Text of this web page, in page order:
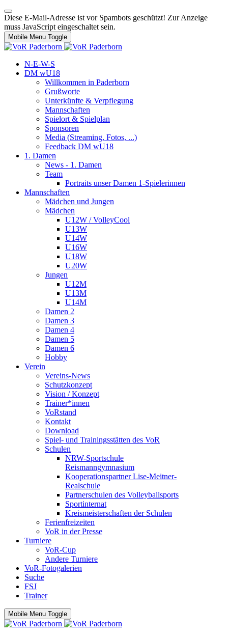
Diese E-Mail-Adresse ist vor Spambots geschützt! Zur Anzeige
muss JavaScript eingeschaltet sein.
Mobile Menu Toggle
N-E-W-S
DM wU18
Willkommen in Paderborn
Grußworte
Unterkünfte & Verpflegung
Mannschaften
Spielort & Spielplan
Sponsoren
Media (Streaming, Fotos, ...)
Feedback DM wU18
1. Damen
News - 1. Damen
Team
Portraits unser Damen 1-Spielerinnen
Mannschaften
Mädchen und Jungen
Mädchen
U12W / VolleyCool
U13W
U14W
U16W
U18W
U20W
Jungen
U12M
U13M
U14M
Damen 2
Damen 3
Damen 4
Damen 5
Damen 6
Hobby
Verein
Vereins-News
Schutzkonzept
Vision / Konzept
Trainer*innen
VoRstand
Kontakt
Download
Spiel- und Trainingsstätten des VoR
Schulen
NRW-Sportschule
Reismanngymnasium
Kooperationspartner Lise-Meitner-
Realschule
Partnerschulen des Volleyballsports
Sportinternat
Kreismeisterschaften der Schulen
Ferienfreizeiten
VoR in der Presse
Turniere
VoR-Cup
Andere Turniere
VoR-Fotogalerien
Suche
FSJ
Trainer
Mobile Menu Toggle